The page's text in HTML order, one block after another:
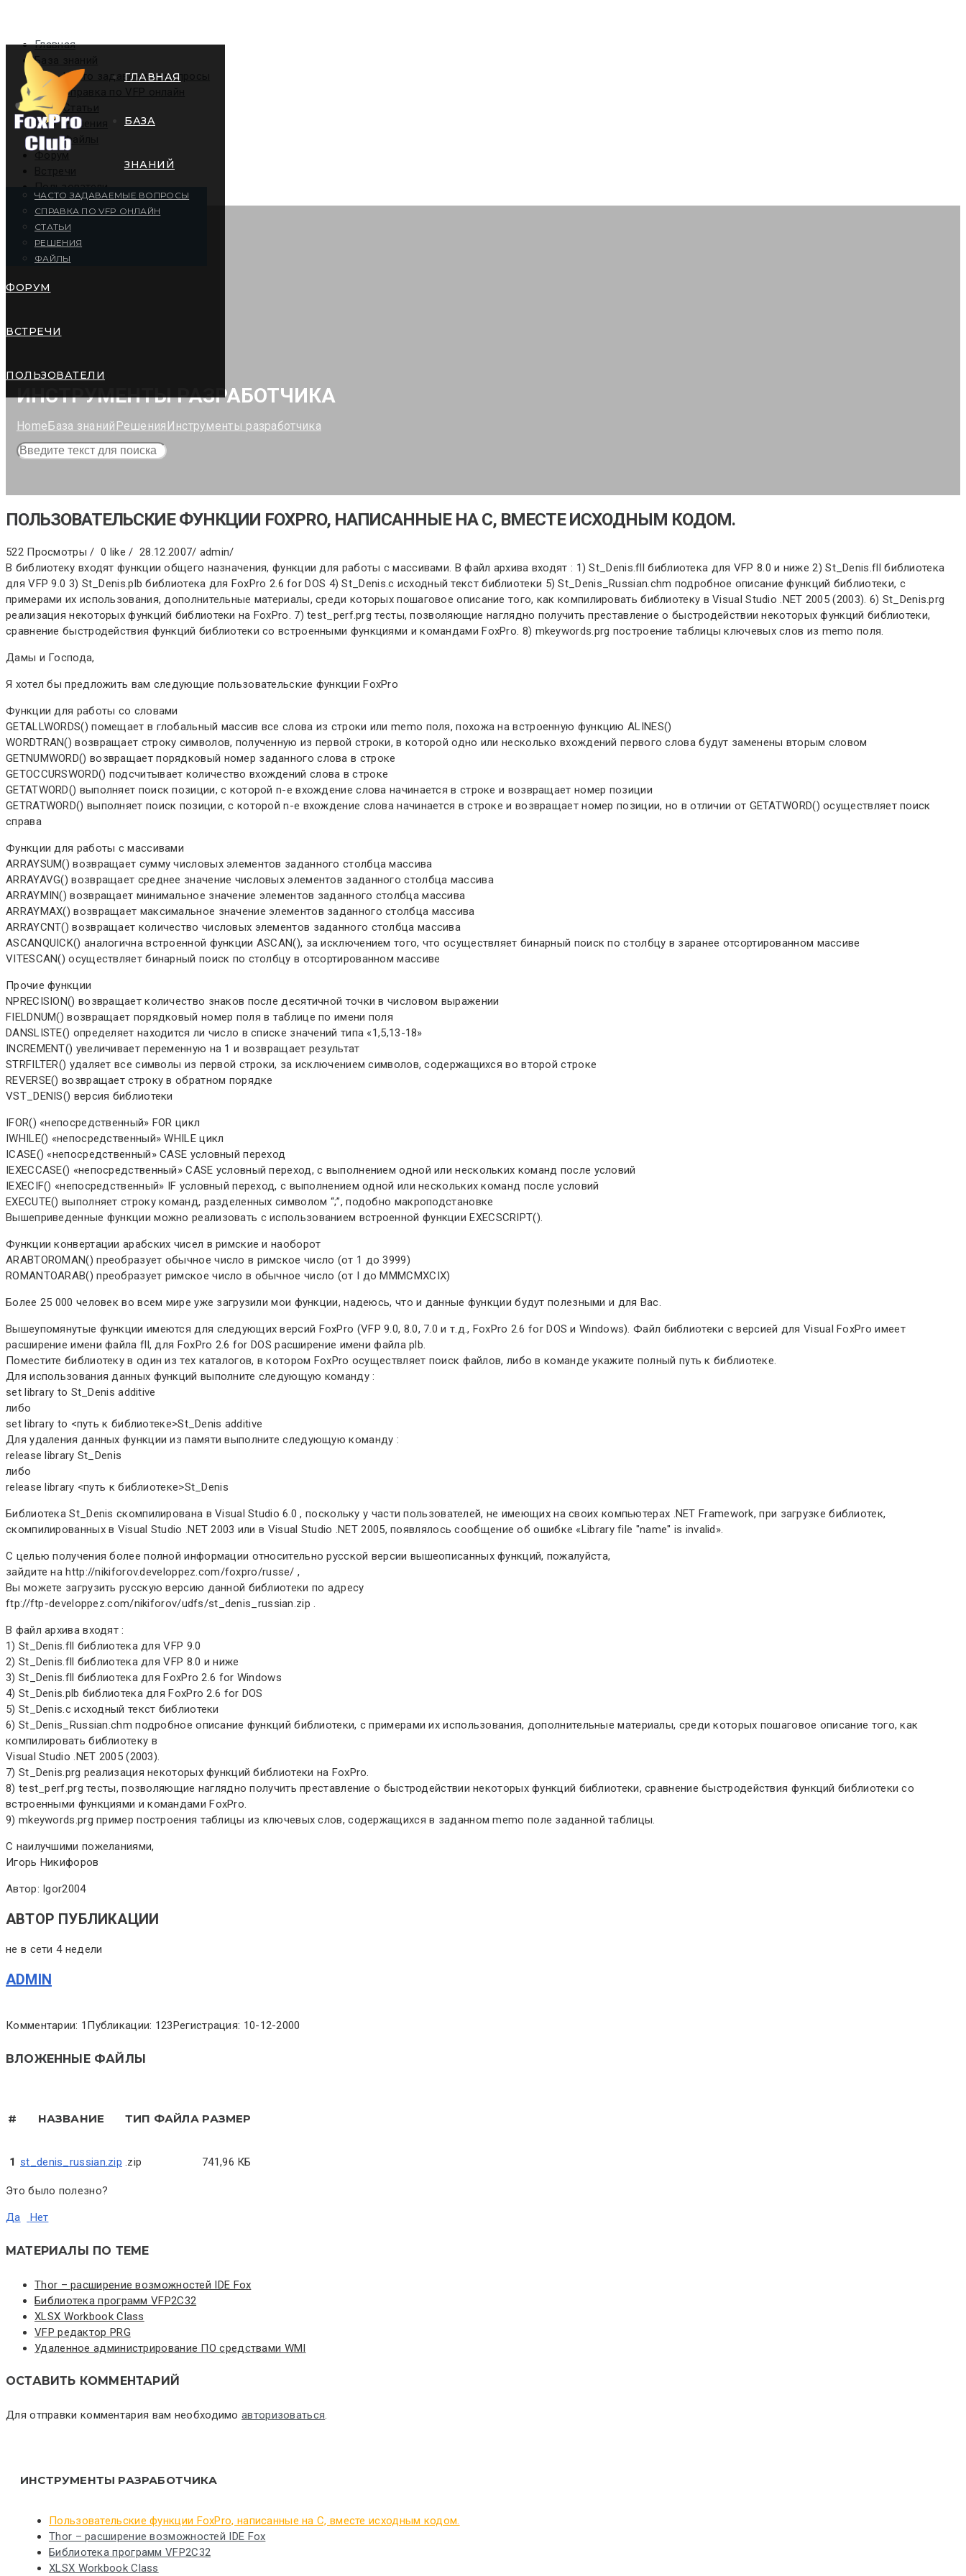
ГЛАВНАЯ
БАЗА
ЗНАНИЙ
ЧАСТО ЗАДАВАЕМЫЕ ВОПРОСЫ
СПРАВКА ПО VFP ОНЛАЙН
СТАТЬИ
РЕШЕНИЯ
ФАЙЛЫ
ФОРУМ
ВСТРЕЧИ
ПОЛЬЗОВАТЕЛИ
Главная
База знаний
Часто задаваемые вопросы
Справка по VFP онлайн
Статьи
Решения
Файлы
Форум
ИНСТРУМЕНТЫ РАЗРАБОТЧИКА
HomeБаза знаний Решения Инструменты разработчика
ПОЛЬЗОВАТЕЛЬСКИЕ ФУНКЦИИ FOXPRO, НАПИСАННЫЕ НА C, ВМЕСТЕ ИСХОДНЫМ КОДОМ.
522 Просмотры / 0 like / 28.12.2007/ admin/
В библиотеку входят функции общего назначения, функции для работы с массивами. В файл архива входят : 1) St_Denis.fll библиотека для VFP 8.0 и ниже 2) St_Denis.fll библиотека
для VFP 9.0 3) St_Denis.plb библиотека для FoxPro 2.6 for DOS 4) St_Denis.c исходный текст библиотеки 5) St_Denis_Russian.chm подробное описание функций библиотеки, с
примерами их использования, дополнительные материалы, среди которых пошаговое описание того, как компилировать библиотеку в Visual Studio .NET 2005 (2003). 6) St_Denis.prg
реализация некоторых функций библиотеки на FoxPro. 7) test_perf.prg тесты, позволяющие наглядно получить преставление о быстродействии некоторых функций библиотеки,
сравнение быстродействия функций библиотеки со встроенными функциями и командами FoxPro. 8) mkeywords.prg построение таблицы ключевых слов из memo поля.
Дамы и Господа,
Я хотел бы предложить вам следующие пользовательские функции FoxPro
Функции для работы со словами
GETALLWORDS() помещает в глобальный массив все слова из строки или memo поля, похожа на встроенную функцию ALINES()
WORDTRAN() возвращает строку символов, полученную из первой строки, в которой одно или несколько вхождений первого слова будут заменены вторым словом
GETNUMWORD() возвращает порядковый номер заданного слова в строке
GETOCCURSWORD() подсчитывает количество вхождений слова в строке
GETATWORD() выполняет поиск позиции, с которой n-е вхождение слова начинается в строке и возвращает номер позиции
GETRATWORD() выполняет поиск позиции, с которой n-е вхождение слова начинается в строке и возвращает номер позиции, но в отличии от GETATWORD() осуществляет поиск
справа
Функции для работы с массивами
ARRAYSUM() возвращает сумму числовых элементов заданного столбца массива
ARRAYAVG() возвращает среднее значение числовых элементов заданного столбца массива
ARRAYMIN() возвращает минимальное значение элементов заданного столбца массива
ARRAYMAX() возвращает максимальное значение элементов заданного столбца массива
ARRAYCNT() возвращает количество числовых элементов заданного столбца массива
ASCANQUICK() аналогична встроенной функции ASCAN(), за исключением того, что осуществляет бинарный поиск по столбцу в заранее отсортированном массиве
VITESCAN() осуществляет бинарный поиск по столбцу в отсортированном массиве
Прочие функции
NPRECISION() возвращает количество знаков после десятичной точки в числовом выражении
FIELDNUM() возвращает порядковый номер поля в таблице по имени поля
DANSLISTE() определяет находится ли число в списке значений типа «1,5,13-18»
INCREMENT() увеличивает переменную на 1 и возвращает результат
STRFILTER() удаляет все символы из первой строки, за исключением символов, содержащихся во второй строке
REVERSE() возвращает строку в обратном порядке
VST_DENIS() версия библиотеки
IFOR() «непосредственный» FOR цикл
IWHILE() «непосредственный» WHILE цикл
ICASE() «непосредственный» CASE условный переход
IEXECCASE() «непосредственный» CASE условный переход, с выполнением одной или нескольких команд после условий
IEXECIF() «непосредственный» IF условный переход, с выполнением одной или нескольких команд после условий
EXECUTE() выполняет строку команд, разделенных символом “;”, подобно макроподстановке
Вышеприведенные функции можно реализовать с использованием встроенной функции EXECSCRIPT().
Функции конвертации арабских чисел в римские и наоборот
ARABTOROMAN() преобразует обычное число в римское число (от 1 до 3999)
ROMANTOARAB() преобразует римское число в обычное число (от I до MMMCMXCIX)
Более 25 000 человек во всем мире уже загрузили мои функции, надеюсь, что и данные функции будут полезными и для Вас.
Вышеупомянутые функции имеются для следующих версий FoxPro (VFP 9.0, 8.0, 7.0 и т.д., FoxPro 2.6 for DOS и Windows). Файл библиотеки с версией для Visual FoxPro имеет
расширение имени файла fll, для FoxPro 2.6 for DOS расширение имени файла plb.
Поместите библиотеку в один из тех каталогов, в котором FoxPro осуществляет поиск файлов, либо в команде укажите полный путь к библиотеке.
Для использования данных функций выполните следующую команду :
set library to St_Denis additive
либо
set library to <путь к библиотеке>St_Denis additive
Для удаления данных функции из памяти выполните следующую команду :
release library St_Denis
либо
release library <путь к библиотеке>St_Denis
Библиотека St_Denis скомпилирована в Visual Studio 6.0 , поскольку у части пользователей, не имеющих на своих компьютерах .NET Framework, при загрузке библиотек,
скомпилированных в Visual Studio .NET 2003 или в Visual Studio .NET 2005, появлялось сообщение об ошибке «Library file "name" is invalid».
С целью получения более полной информации относительно русской версии вышеописанных функций, пожалуйста,
зайдите на http://nikiforov.developpez.com/foxpro/russe/ ,
Вы можете загрузить русскую версию данной библиотеки по адресу
ftp://ftp-developpez.com/nikiforov/udfs/st_denis_russian.zip .
В файл архива входят :
1) St_Denis.fll библиотека для VFP 9.0
2) St_Denis.fll библиотека для VFP 8.0 и ниже
3) St_Denis.fll библиотека для FoxPro 2.6 for Windows
4) St_Denis.plb библиотека для FoxPro 2.6 for DOS
5) St_Denis.c исходный текст библиотеки
6) St_Denis_Russian.chm подробное описание функций библиотеки, с примерами их использования, дополнительные материалы, среди которых пошаговое описание того, как
компилировать библиотеку в
Visual Studio .NET 2005 (2003).
7) St_Denis.prg реализация некоторых функций библиотеки на FoxPro.
8) test_perf.prg тесты, позволяющие наглядно получить преставление о быстродействии некоторых функций библиотеки, сравнение быстродействия функций библиотеки со
встроенными функциями и командами FoxPro.
9) mkeywords.prg пример построения таблицы из ключевых слов, содержащихся в заданном memo поле заданной таблицы.
С наилучшими пожеланиями,
Игорь Никифоров
Автор: Igor2004
АВТОР ПУБЛИКАЦИИ
не в сети 4 недели
ADMIN
Комментарии: 1 Публикации: 123Регистрация: 10-12-2000
ВЛОЖЕННЫЕ ФАЙЛЫ
# НАЗВАНИЕ ТИП ФАЙЛА РАЗМЕР
1 st_denis_russian.zip .zip 741,96 КБ
Это было полезно?
Да Нет
МАТЕРИАЛЫ ПО ТЕМЕ
Thor – расширение возможностей IDE Fox
Библиотека программ VFP2C32
XLSX Workbook Class
VFP редактор PRG
Удаленное администрирование ПО средствами WMI
ОСТАВИТЬ КОММЕНТАРИЙ
Для отправки комментария вам необходимоавторизоваться.
ИНСТРУМЕНТЫ РАЗРАБОТЧИКА
Пользовательские функции FoxPro, написанные на C, вместе исходным кодом.
Thor – расширение возможностей IDE Fox
Библиотека программ VFP2C32
XLSX Workbook Class